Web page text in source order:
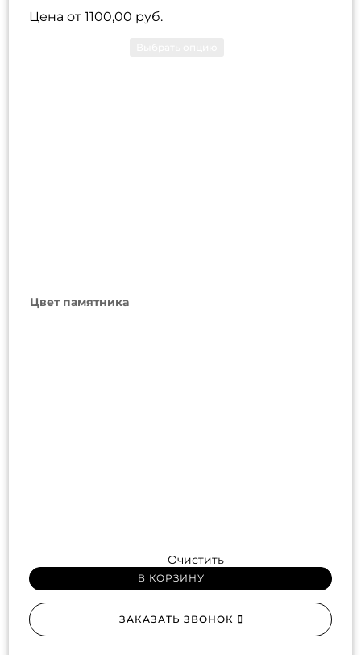
Цена от1100,00 руб.
Цвет памятника
Очистить
В КОРЗИНУ
ЗАКАЗАТЬ ЗВОНОК